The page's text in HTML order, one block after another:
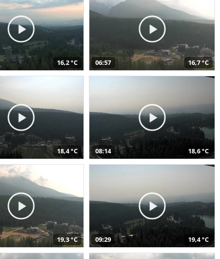
16,2 °C 06:57 16,7 °C
18,4 °C 08:14 18,6 °C
19,3 °C 09:29 19,4 °C